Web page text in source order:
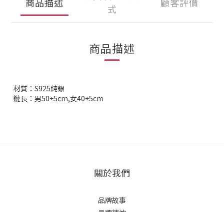
式
商品描述
材質：S925純銀
鏈長：男50+5cm,女40+5cm
關於我們
品牌故事